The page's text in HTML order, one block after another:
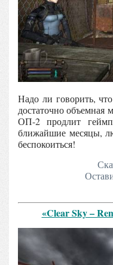
Надо ли говорить,
достаточно объемная
ОП-2 продлит
ближайшие месяцы,
беспокоиться!
«Clear Sky –